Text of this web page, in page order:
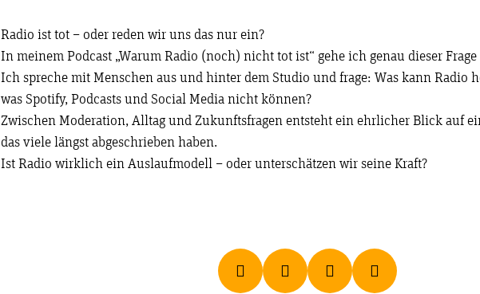
Radio ist tot – oder reden wir uns das nur ein?
In meinem Podcast „Warum Radio (noch) nicht tot ist“ gehe ich genau dieser Frage
Ich spreche mit Menschen aus und hinter dem Studio und frage: Was kann Radio
was Spotify, Podcasts und Social Media nicht können?
Zwischen Moderation, Alltag und Zukunftsfragen entsteht ein ehrlicher Blick auf
das viele längst abgeschrieben haben.
Ist Radio wirklich ein Auslaufmodell – oder unterschätzen wir seine Kraft?